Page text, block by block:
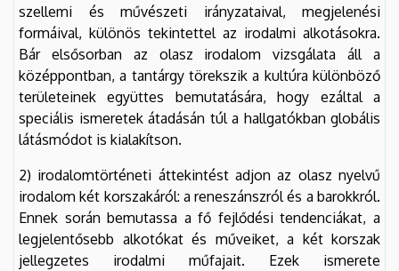
szellemi és művészeti irányzataival, megjelenési
formáival, különös tekintettel az irodalmi alkotásokra.
Bár elsősorban az olasz irodalom vizsgálata áll a
középpontban, a tantárgy törekszik a kultúra különböző
területeinek együttes bemutatására, hogy ezáltal a
speciális ismeretek átadásán túl a hallgatókban globális
látásmódot is kialakítson.
2) irodalomtörténeti áttekintést adjon az olasz nyelvű
irodalom két korszakáról: a reneszánszról és a barokkról.
Ennek során bemutassa a fő fejlődési tendenciákat, a
legjelentősebb alkotókat és műveiket, a két korszak
jellegzetes irodalmi műfajait. Ezek ismerete